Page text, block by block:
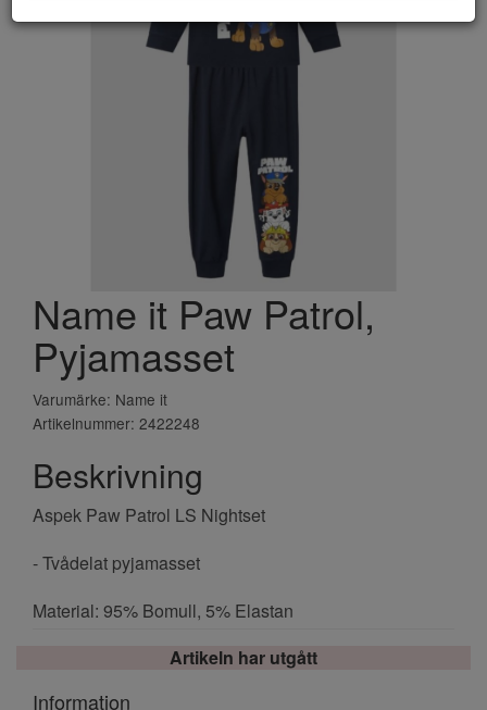
Name it Paw Patrol,
Pyjamasset
Varumärke: Name it
Artikelnummer: 2422248
Beskrivning
Aspek Paw Patrol LS Nightset
- Tvådelat pyjamasset
Material: 95% Bomull, 5% Elastan
Artikeln har utgått
Information